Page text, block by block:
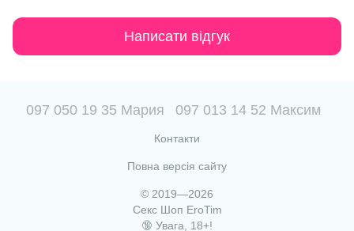
Написати відгук
097 050 19 35 Мария 097 013 14 52 Максим
Контакти
Повна версія сайту
© 2019—2026
Секс Шоп EroTim
🔞 Увага, 18+!